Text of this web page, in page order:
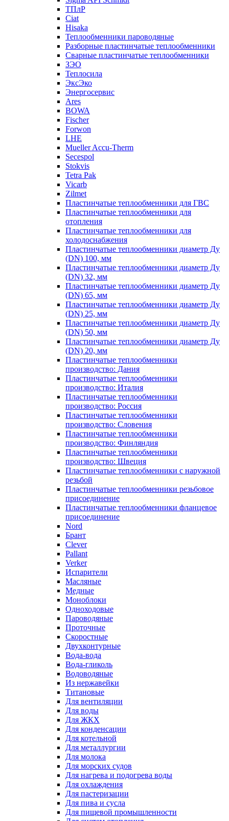
ТПлР
Ciat
Hisaka
Теплообменники пароводяные
Разборные пластинчатые теплообменники
Сварные пластинчатые теплообменники
ЗЭО
Теплосила
ЭксЭко
Энергосервис
Ares
BOWA
Fischer
Forwon
LHE
Mueller Accu-Therm
Secespol
Stokvis
Tetra Pak
Vicarb
Zilmet
Пластинчатые теплообменники для ГВС
Пластинчатые теплообменники для
отопления
Пластинчатые теплообменники для
холодоснабжения
Пластинчатые теплообменники диаметр Ду
(DN) 100, мм
Пластинчатые теплообменники диаметр Ду
(DN) 32, мм
Пластинчатые теплообменники диаметр Ду
(DN) 65, мм
Пластинчатые теплообменники диаметр Ду
(DN) 25, мм
Пластинчатые теплообменники диаметр Ду
(DN) 50, мм
Пластинчатые теплообменники диаметр Ду
(DN) 20, мм
Пластинчатые теплообменники
производство: Дания
Пластинчатые теплообменники
производство: Италия
Пластинчатые теплообменники
производство: Россия
Пластинчатые теплообменники
производство: Словения
Пластинчатые теплообменники
производство: Финляндия
Пластинчатые теплообменники
производство: Швеция
Пластинчатые теплообменники с наружной
резьбой
Пластинчатые теплообменники резьбовое
присоединение
Пластинчатые теплообменники фланцевое
присоединение
Nord
Брант
Clever
Pallant
Verker
Испарители
Масляные
Медные
Моноблоки
Одноходовые
Пароводяные
Проточные
Скоростные
Двухконтурные
Вода-вода
Вода-гликоль
Водоводяные
Из нержавейки
Титановые
Для вентиляции
Для воды
Для ЖКХ
Для конденсации
Для котельной
Для металлургии
Для молока
Для морских судов
Для нагрева и подогрева воды
Для охлаждения
Для пастеризации
Для пива и сусла
Для пищевой промышленности